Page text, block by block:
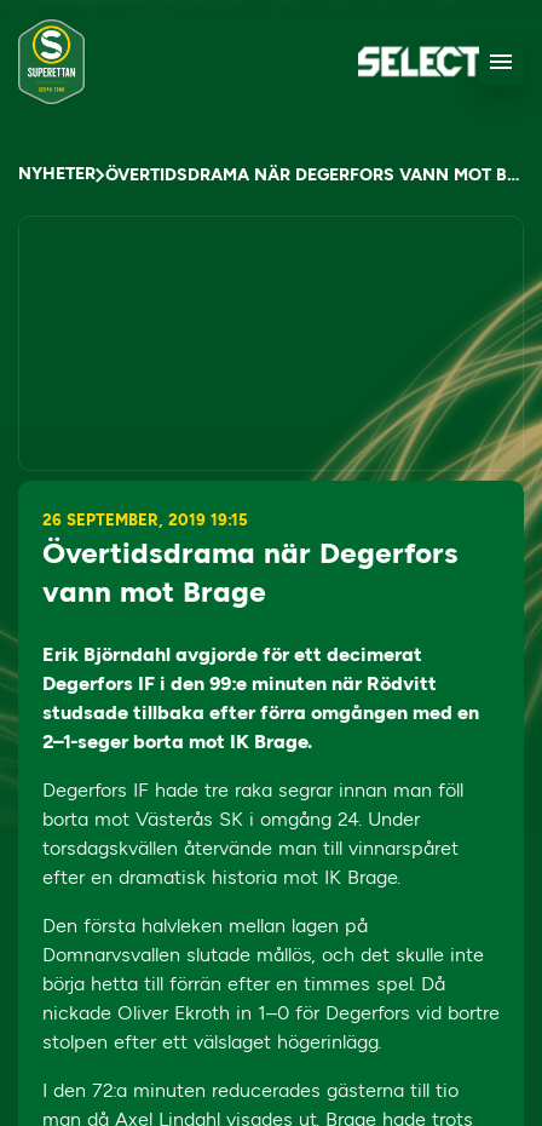
NYHETER ÖVERTIDSDRAMA NÄR DEGERFORS VANN MOT BRAGE
26 SEPTEMBER, 2019 19:15
Övertidsdrama när Degerfors
vann mot Brage
Erik Björndahl avgjorde för ett decimerat
Degerfors IF i den 99:e minuten när Rödvitt
studsade tillbaka efter förra omgången med en
2–1-seger borta mot IK Brage.
Degerfors IF hade tre raka segrar innan man föll
borta mot Västerås SK i omgång 24. Under
torsdagskvällen återvände man till vinnarspåret
efter en dramatisk historia mot IK Brage.
Den första halvleken mellan lagen på
Domnarvsvallen slutade mållös, och det skulle inte
börja hetta till förrän efter en timmes spel. Då
nickade Oliver Ekroth in 1–0 för Degerfors vid bortre
stolpen efter ett välslaget högerinlägg.
I den 72:a minuten reducerades gästerna till tio
man då Axel Lindahl visades ut. Brage hade trots